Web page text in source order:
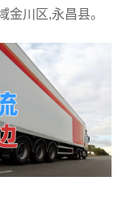
金川区,永昌县。